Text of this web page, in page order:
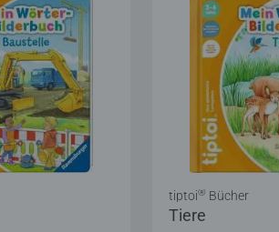
Tiere
tiptoi® Bücher